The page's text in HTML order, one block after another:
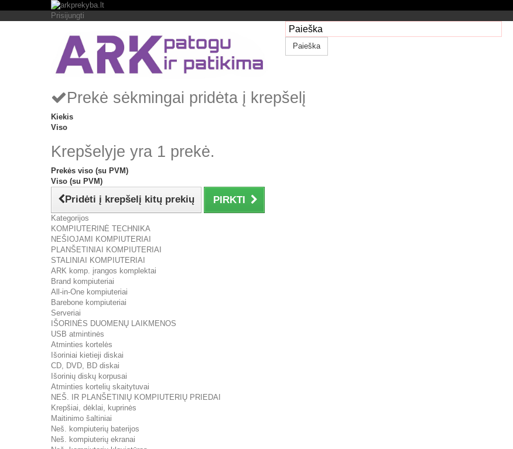
Prisijungti
Paieška
Prekė sėkmingai pridėta į krepšelį
Kiekis
Viso
Krepšelyje yra 1 prekė.
Prekės viso (su PVM)
Viso (su PVM)
Pridėti į krepšelį kitų prekių PIRKTI
Kategorijos
KOMPIUTERINĖ TECHNIKA
NEŠIOJAMI KOMPIUTERIAI
PLANŠETINIAI KOMPIUTERIAI
STALINIAI KOMPIUTERIAI
ARK komp. įrangos komplektai
Brand kompiuteriai
All-in-One kompiuteriai
Barebone kompiuteriai
Serveriai
IŠORINĖS DUOMENŲ LAIKMENOS
USB atmintinės
Atminties kortelės
Išoriniai kietieji diskai
CD, DVD, BD diskai
Išorinių diskų korpusai
Atminties kortelių skaitytuvai
NEŠ. IR PLANŠETINIŲ KOMPIUTERIŲ PRIEDAI
Krepšiai, dėklai, kuprinės
Maitinimo šaltiniai
Neš. kompiuterių baterijos
Neš. kompiuterių ekranai